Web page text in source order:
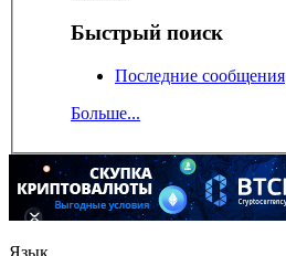
Быстрый поиск
Последние сообщения
Больше...
Язык